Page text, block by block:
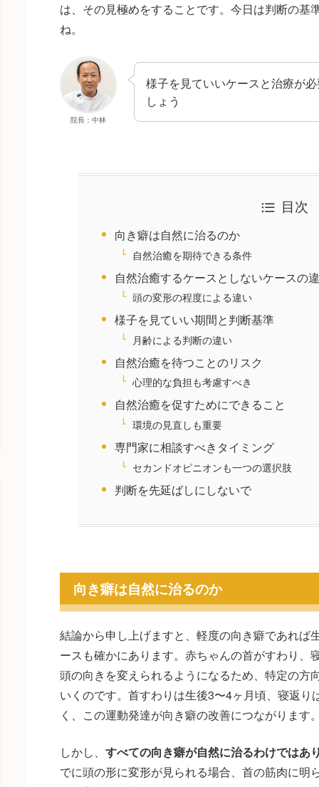
は、その見極めをすることです。今日は判断の基
ね。
院長：中林
様子を見ていいケースと治療が
しょう
目次
向き癖は自然に治るのか
自然治癒を期待できる条件
自然治癒するケースとしないケースの
頭の変形の程度による違い
様子を見ていい期間と判断基準
月齢による判断の違い
自然治癒を待つことのリスク
心理的な負担も考慮すべき
自然治癒を促すためにできること
環境の見直しも重要
専門家に相談すべきタイミング
セカンドオピニオンも一つの選択肢
判断を先延ばしにしないで
向き癖は自然に治るのか
結論から申し上げますと、軽度の向き癖であれば
ースも確かにあります。赤ちゃんの首がすわり、
頭の向きを変えられるようになるため、特定の方
いくのです。首すわりは生後3〜4ヶ月頃、寝返
く、この運動発達が向き癖の改善につながります
しかし、 すべての向き癖が自然に治るわけではあ
でに頭の形に変形が見られる場合、首の筋肉に明